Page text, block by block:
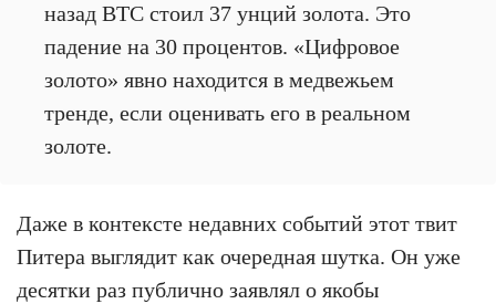
назад BTC стоил 37 унций золота. Это
падение на 30 процентов. «Цифровое
золото» явно находится в медвежьем
тренде, если оценивать его в реальном
золоте.
Даже в контексте недавних событий этот твит
Питера выглядит как очередная шутка. Он уже
десятки раз публично заявлял о якобы